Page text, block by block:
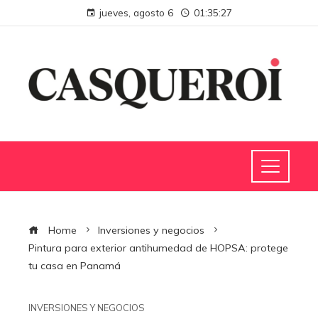
jueves, agosto 6 01:35:28
Home
Inversiones y negocios
Pintura para exterior antihumedad de HOPSA: protege
tu casa en Panamá
INVERSIONES Y NEGOCIOS